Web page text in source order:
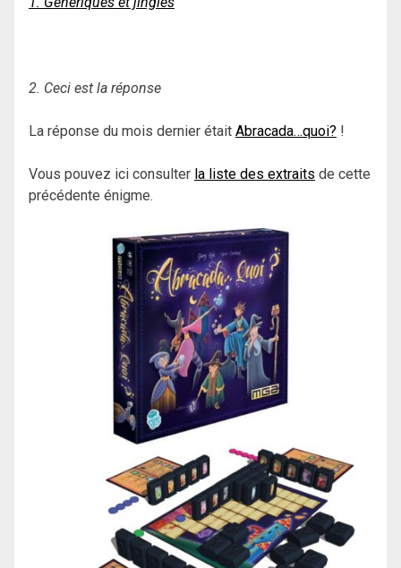
2. Ceci est la réponse
La réponse du mois dernier était Abracada…quoi? !
Vous pouvez ici consulter la liste des extraits de cette
précédente énigme.